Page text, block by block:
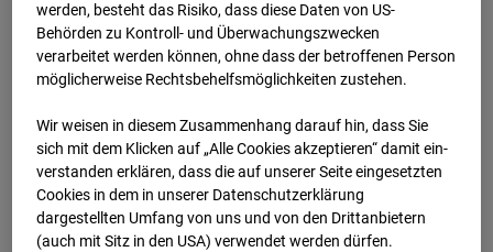
04.11.2025
werden, besteht das Risiko, dass diese Daten von US-
Behörden zu Kontroll- und Überwachungszwecken
verarbeitet werden können, ohne dass der betroffenen Person
möglicherweise Rechtsbehelfsmöglichkeiten zustehen.
Wir weisen in diesem Zusammenhang darauf hin, dass Sie
sich mit dem Klicken auf „Alle Cookies akzeptieren“ damit ein­
ver­standen erklären, dass die auf unserer Seite eingesetzten
Cookies in dem in unserer Datenschutzerklärung
dargestellten Umfang von uns und von den Drittanbietern
(auch mit Sitz in den USA) verwendet werden dürfen.